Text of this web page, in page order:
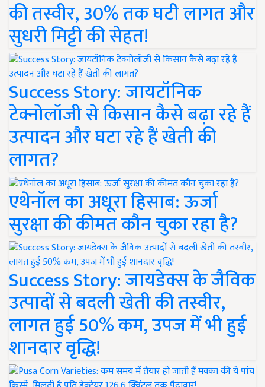
की तस्वीर, 30% तक घटी लागत और
सुधरी मिट्टी की सेहत!
Success Story: जायटॉनिक
टेक्नोलॉजी से किसान कैसे बढ़ा रहे हैं
उत्पादन और घटा रहे हैं खेती की
लागत?
एथेनॉल का अधूरा हिसाब: ऊर्जा
सुरक्षा की कीमत कौन चुका रहा है?
Success Story: जायडेक्स के जैविक
उत्पादों से बदली खेती की तस्वीर,
लागत हुई 50% कम, उपज में भी हुई
शानदार वृद्धि!